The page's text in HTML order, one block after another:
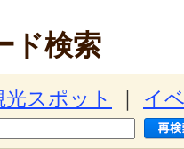
ド検索
光スポット イ